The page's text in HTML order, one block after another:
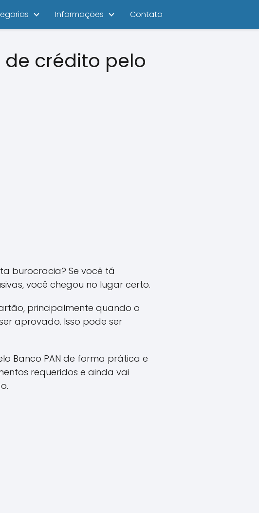
Informações Contato
crédito pelo
burocracia? Se você tá
você chegou no lugar certo.
principalmente quando o
aprovado. Isso pode ser
Banco PAN de forma prática e
requeridos e ainda vai